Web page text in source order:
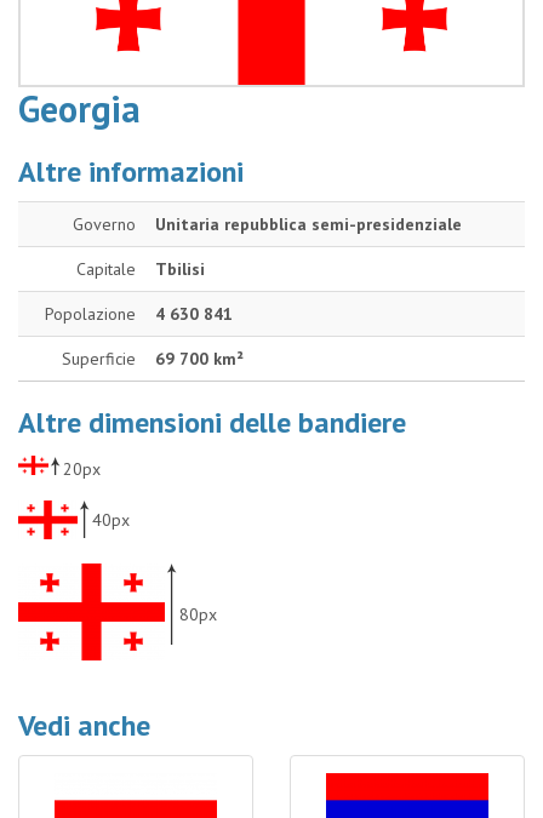
Georgia
Altre informazioni
Governo Unitaria repubblica semi-presidenziale
Capitale Tbilisi
Popolazione 4 630 841
Superficie 69 700 km²
Altre dimensioni delle bandiere
20px
40px
80px
Vedi anche